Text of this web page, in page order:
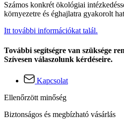
Számos konkrét ökológiai
környezetre és éghajlatra gyakorolt
Itt további információkat talál.
További segítségre van szüksége
Szívesen válaszolunk kérdéseire.
Kapcsolat
Ellenőrzött minőség
Biztonságos és megbízható vásárlás